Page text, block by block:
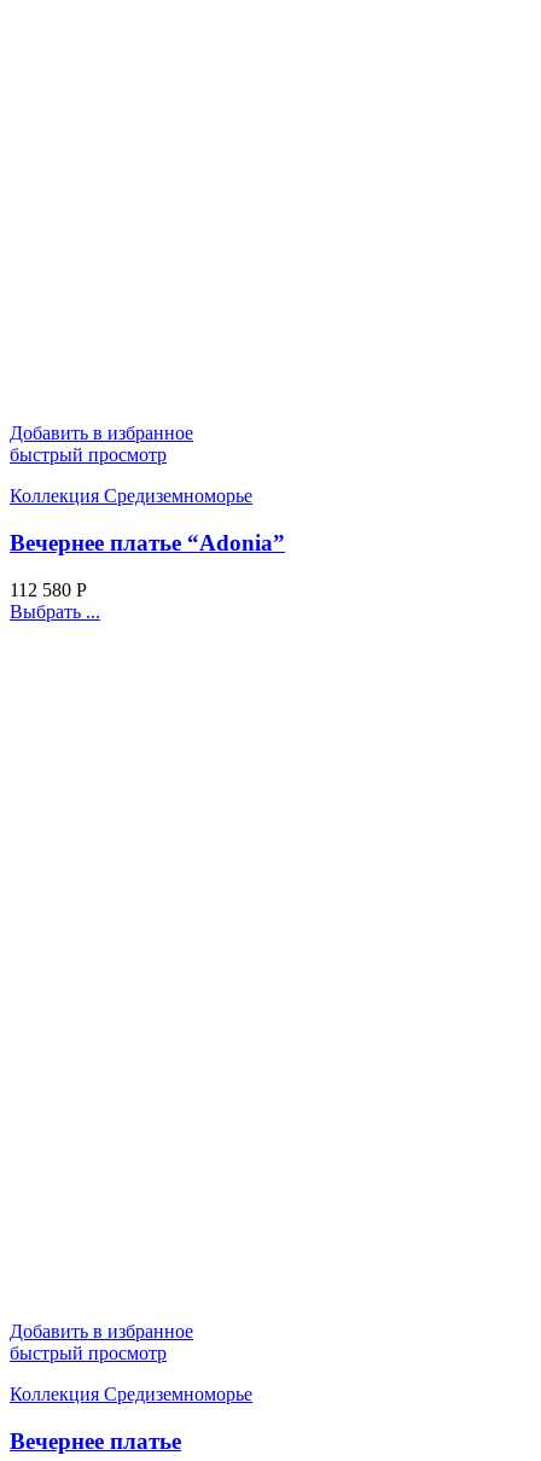
Добавить в избранное
быстрый просмотр
Коллекция Средиземноморье
Вечернее платье “Adonia”
112 580 Р
Выбрать ...
Добавить в избранное
быстрый просмотр
Коллекция Средиземноморье
Вечернее платье